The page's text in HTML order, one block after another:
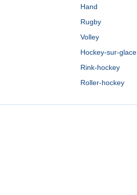
Hand
Rugby
Volley
Hockey-sur-glace
Rink-hockey
Roller-hockey